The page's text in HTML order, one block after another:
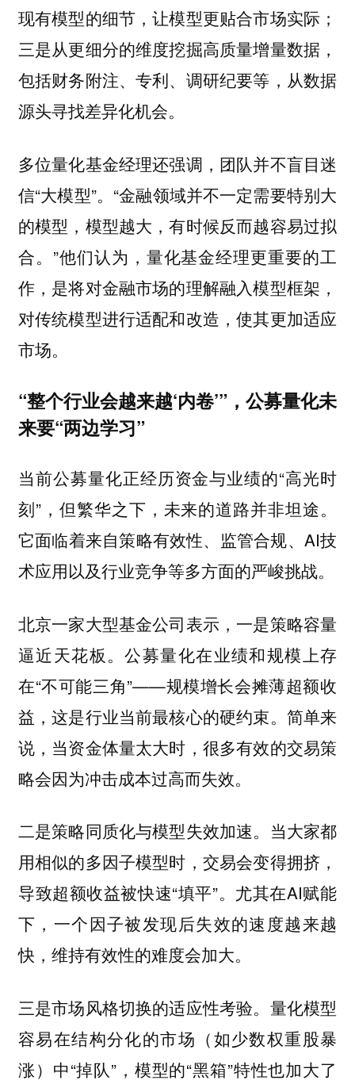
现有模型的细节，让模型更贴合市场实际；
三是从更细分的维度挖掘高质量增量数据，
包括财务附注、专利、调研纪要等，从数据
源头寻找差异化机会。
多位量化基金经理还强调，团队并不盲目迷
信“大模型”。“金融领域并不一定需要特别大
的模型，模型越大，有时候反而越容易过拟
合。”他们认为，量化基金经理更重要的工
作，是将对金融市场的理解融入模型框架，
对传统模型进行适配和改造，使其更加适应
市场。
“整个行业会越来越‘内卷’”，公募量化未
来要“两边学习”
当前公募量化正经历资金与业绩的“高光时
刻”，但繁华之下，未来的道路并非坦途。
它面临着来自策略有效性、监管合规、AI技
术应用以及行业竞争等多方面的严峻挑战。
北京一家大型基金公司表示，一是策略容量
逼近天花板。公募量化在业绩和规模上存
在“不可能三角”——规模增长会摊薄超额收
益，这是行业当前最核心的硬约束。简单来
说，当资金体量太大时，很多有效的交易策
略会因为冲击成本过高而失效。
二是策略同质化与模型失效加速。当大家都
用相似的多因子模型时，交易会变得拥挤，
导致超额收益被快速“填平”。尤其在AI赋能
下，一个因子被发现后失效的速度越来越
快，维持有效性的难度会加大。
三是市场风格切换的适应性考验。量化模型
容易在结构分化的市场（如少数权重股暴
涨）中“掉队”，模型的“黑箱”特性也加大了